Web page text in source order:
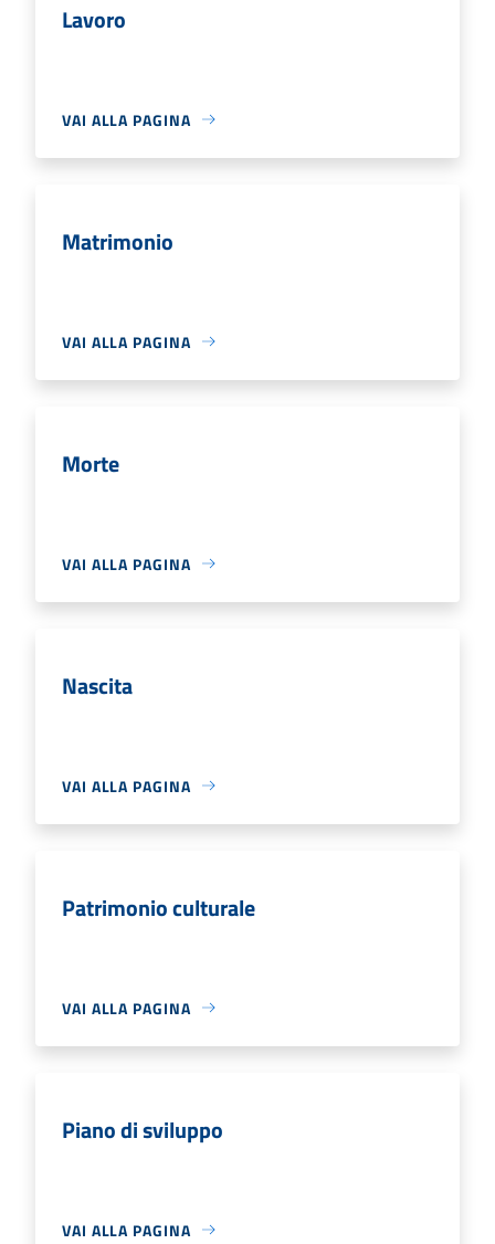
Lavoro
VAI ALLA PAGINA
Matrimonio
VAI ALLA PAGINA
Morte
VAI ALLA PAGINA
Nascita
VAI ALLA PAGINA
Patrimonio culturale
VAI ALLA PAGINA
Piano di sviluppo
VAI ALLA PAGINA